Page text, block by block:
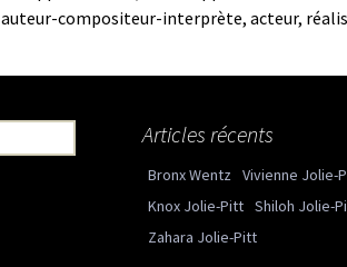
auteur-compositeur-interprète, acteur,
Articles récents
Bronx Wentz Vivienne Jolie-
Knox Jolie-Pitt Shiloh Jolie-
Zahara Jolie-Pitt